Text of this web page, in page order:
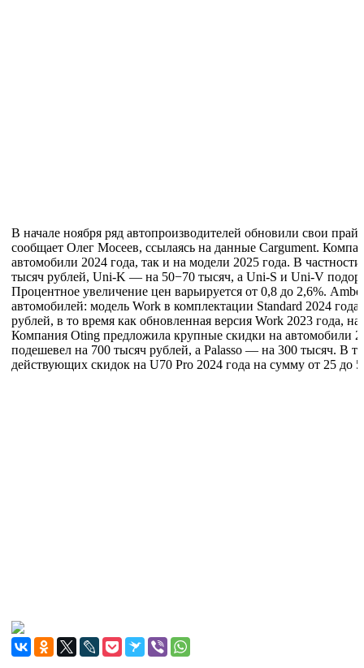
В начале ноября ряд автопроизводителей обновили свои
сообщает Олег Мосеев, ссылаясь на данные Cargument.
автомобили 2024 года, так и на модели 2025 года. В
тысяч рублей, Uni-K — на 50−70 тысяч, а Uni-S и Uni-V
Процентное увеличение цен варьируется от 0,8 до 2,6%.
автомобилей: модель Work в комплектации Standard 2024
рублей, в то время как обновленная версия Work 2023 года,
Компания Oting предложила крупные скидки на автомобили
подешевел на 700 тысяч рублей, а Palasso — на 300 тысяч. В
действующих скидок на U70 Pro 2024 года на сумму от 25 до